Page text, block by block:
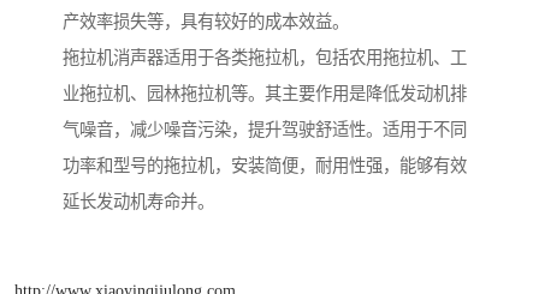
产效率损失等，具有较好的成本效益。
拖拉机消声器适用于各类拖拉机，包括农用拖拉机、工
业拖拉机、园林拖拉机等。其主要作用是降低发动机排
气噪音，减少噪音污染，提升驾驶舒适性。适用于不同
功率和型号的拖拉机，安装简便，耐用性强，能够有效
延长发动机寿命并。